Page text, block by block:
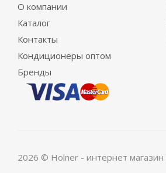
О компании
Каталог
Контакты
Кондиционеры оптом
Бренды
2026 © Holner - интернет